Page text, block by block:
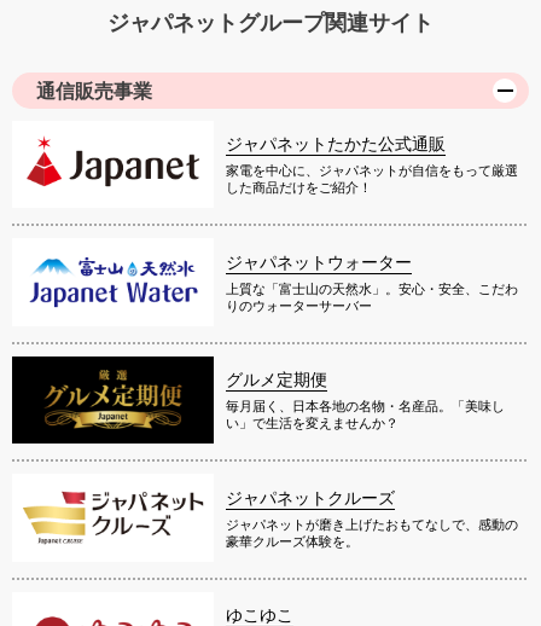
ジャパネットグループ関連サイト
通信販売事業
ジャパネットたかた公式通販
家電を中心に、ジャパネットが自信をもって厳選
した商品だけをご紹介！
ジャパネットウォーター
上質な「富士山の天然水」。安心・安全、こだわ
りのウォーターサーバー
グルメ定期便
毎月届く、日本各地の名物・名産品。「美味し
い」で生活を変えませんか？
ジャパネットクルーズ
ジャパネットが磨き上げたおもてなしで、感動の
豪華クルーズ体験を。
ゆこゆこ